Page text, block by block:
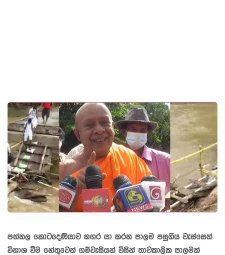
පන්නල කොටදෙණියාව නගර යා කරන පාලම පසුගිය වැස්සෙන්
විනාශ වීම හේතුවෙන් ගම්වැසියන් විසින් තාවකාලික පාලමක්